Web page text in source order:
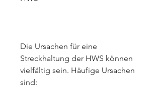
Die Ursachen für eine
Streckhaltung der HWS können
vielfältig sein. Häufige Ursachen
sind: